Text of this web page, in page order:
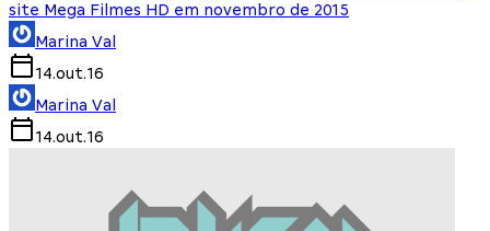
site Mega Filmes HD em novembro de 2015
Marina Val
14.out.16
Marina Val
14.out.16